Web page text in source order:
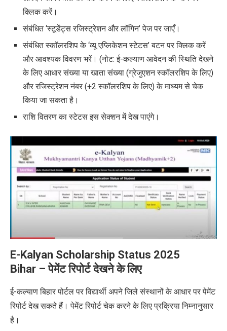
क्लिक करें।
संबंधित ‘स्टूडेंट्स रजिस्ट्रेशन और लॉगिन’ पेज पर जाएँ।
संबंधित स्कॉलरशिप के ‘व्यू एप्लिकेशन स्टेटस’ बटन पर क्लिक करें
और आवश्यक विवरण भरें। (नोट: ई-कल्याण आवेदन की स्थिति देखने
के लिए आधार संख्या या खाता संख्या (ग्रेजुएशन स्कॉलरशिप के लिए)
और रजिस्ट्रेशन नंबर (+2 स्कॉलरशिप के लिए) के माध्यम से चेक
किया जा सकता है।
राशि वितरण का स्टेटस इस सेक्शन में देख पाएंगे।
E-Kalyan Scholarship Status 2025
Bihar –पेमेंट रिपोर्ट देखने के लिए
ई-कल्याण बिहार पोर्टल पर विद्यार्थी अपने जिले संस्थानों के आधार पर पेमेंट
रिपोर्ट देख सकते हैं। पेमेंट रिपोर्ट चेक करने के लिए प्रक्रिया निम्नानुसार
है।